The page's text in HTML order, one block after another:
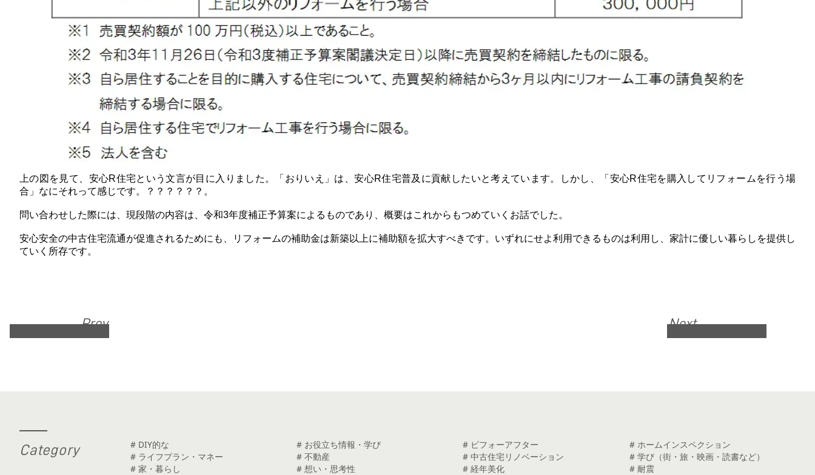
上の図を見て、安心R住宅という文言が目に入りました。「おりいえ」は、安心R住宅普及に貢献したいと考えています。しかし、「安心R住宅を購入してリフォームを行う場
合」なにそれって感じです。？？？？？？。
問い合わせした際には、 現段階の内容は、令和3年度補正予算案によるものであり、概要はこれからもつめていくお話でした。
安心安全の中古住宅流通が促進されるためにも、リフォームの補助金は新築以上に補助額を拡大すべきです。いずれにせよ利用できるものは利用し、家計に優しい暮らしを提供し
ていく所存です。
Prev Next
Category # DIY的な # お役立ち情報・学び # ビフォーアフター
# ホームインスペクション
# ライフプラン・マネー
# 不動産 # 中古住宅リノベーション
# 学び（街・旅・映画・読書など）
# 家・暮らし
# 想い・思考性 # 経年美化 # 耐震